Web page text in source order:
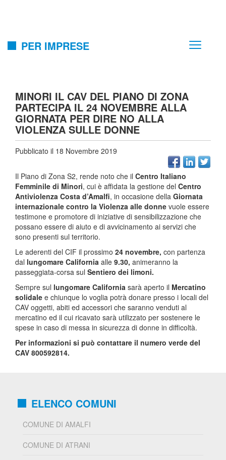
PER IMPRESE
MINORI IL CAV DEL PIANO DI ZONA
PARTECIPA IL 24 NOVEMBRE ALLA
GIORNATA PER DIRE NO ALLA
VIOLENZA SULLE DONNE
Pubblicato il 18 Novembre 2019
Il Piano di Zona S2, rende noto che il Centro Italiano
Femminile di Minori, cui è affidata la gestione del Centro
Antiviolenza Costa d’Amalfi, in occasione della Giornata
internazionale contro la Violenza alle donne vuole essere
testimone e promotore di iniziative di sensibilizzazione che
possano essere di aiuto e di avvicinamento ai servizi che
sono presenti sul territorio.
Le aderenti del CIF il prossimo 24 novembre, con partenza
dal lungomare California alle 9.30, animeranno la
passeggiata-corsa sul Sentiero dei limoni.
Sempre sul lungomare California sarà aperto il Mercatino
solidale e chiunque lo voglia potrà donare presso i locali del
CAV oggetti, abiti ed accessori che saranno venduti al
mercatino ed il cui ricavato sarà utilizzato per sostenere le
spese in caso di messa in sicurezza di donne in difficoltà.
Per informazioni si può contattare il numero verde del
CAV 800592814.
ELENCO COMUNI
COMUNE DI AMALFI
COMUNE DI ATRANI